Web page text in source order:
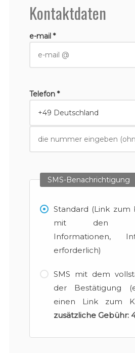
Kontaktdaten
e-mail *
Telefon *
SMS-Benachrichtigung
Standard (Link zum
mit den
Informationen,
erforderlich)
SMS mit dem
der Bestätigung
einen Link zum
zusätzliche Gebühr: